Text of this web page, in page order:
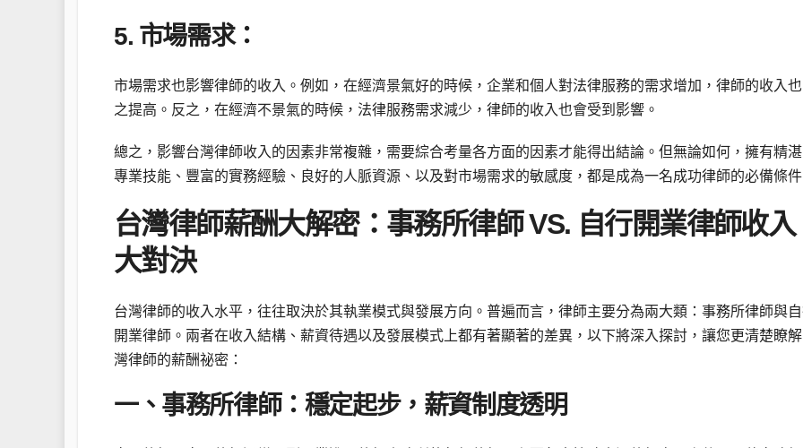
5. 市場需求：
市場需求也影響律師的收入。例如，在經濟景氣好的時候，企業和個人對法律服務的需求增加，律師的收入
之提高。反之，在經濟不景氣的時候，法律服務需求減少，律師的收入也會受到影響。
總之，影響台灣律師收入的因素非常複雜，需要綜合考量各方面的因素才能得出結論。但無論如何，擁有精
專業技能、豐富的實務經驗、良好的人脈資源、以及對市場需求的敏感度，都是成為一名成功律師的必備條件
台灣律師薪酬大解密：事務所律師 VS. 自行開業律師收入
大對決
台灣律師的收入水平，往往取決於其執業模式與發展方向。普遍而言，律師主要分為兩大類：事務所律師與
開業律師。兩者在收入結構、薪資待遇以及發展模式上都有著顯著的差異，以下將深入探討，讓您更清楚瞭
灣律師的薪酬祕密：
一、事務所律師：穩定起步，薪資制度透明